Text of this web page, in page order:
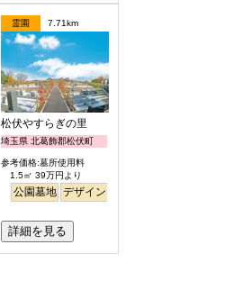
霊園 7.71km
松伏やすらぎの里
埼玉県 北葛飾郡松伏町
参考価格:墓所使用料
1.5㎡ 39万円より
公園墓地 デザイン
詳細を見る